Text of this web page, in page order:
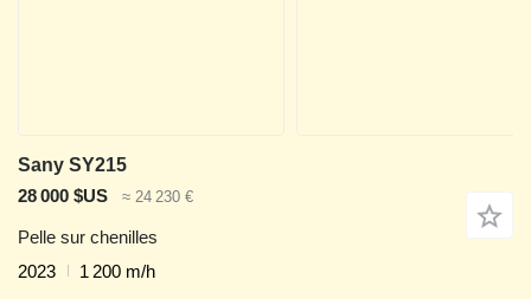
Sany SY215
28 000 $US
≈ 24 230 €
Pelle sur chenilles
2023
1 200 m/h